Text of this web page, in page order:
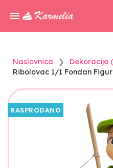
Naslovnica
Dekoracije
Ribolovac 1/1 Fondan
RASPRODANO